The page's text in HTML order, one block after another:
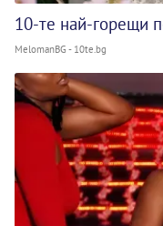
10-те най-горещи
MelomanBG - 10te.bg